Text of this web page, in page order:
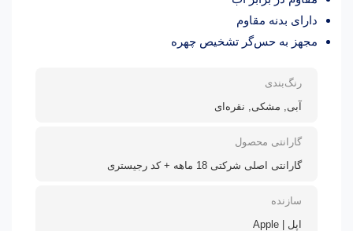
دارای بدنه مقاوم
مجهز به حس‌گر تشخیص چهره
رنگ‌بندی
آبی, مشکی, نقره‌ای
گارانتی محصول
گارانتی اصلی شرکتی 18 ماهه + کد رجیستری
سازنده
اپل | Apple